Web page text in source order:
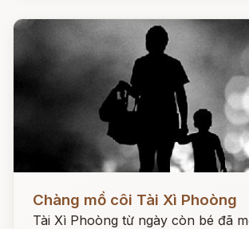
Chàng mồ côi Tài Xì Phoòng
Tài Xì Phoòng từ ngày còn bé đã